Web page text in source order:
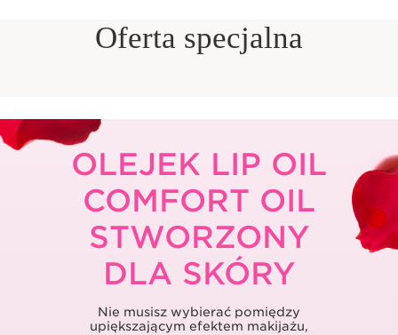
Oferta specjalna
OLEJEK LIP OIL
COMFORT OIL
STWORZONY
DLA SKÓRY
Nie musisz wybierać pomiędzy
upiększającym efektem makijażu,